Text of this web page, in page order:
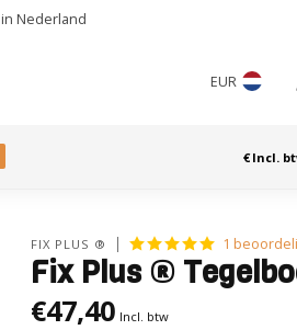
in Nederland
EUR
€Incl.
FIX PLUS ® 1
Fix Plus ®
€47,40 Incl. btw